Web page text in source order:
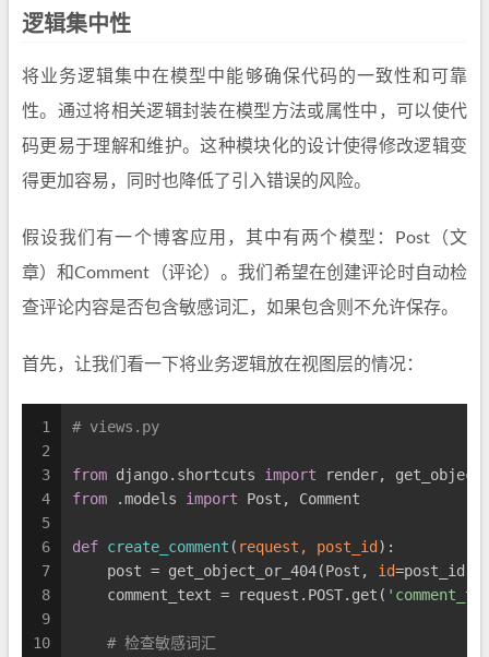
逻辑集中性
将业务逻辑集中在模型中能够确保代码的一致性和可靠
性。通过将相关逻辑封装在模型方法或属性中，可以使代
码更易于理解和维护。这种模块化的设计使得修改逻辑变
得更加容易，同时也降低了引入错误的风险。
假设我们有一个博客应用，其中有两个模型：Post（文
章）和Comment（评论）。我们希望在创建评论时自动检
查评论内容是否包含敏感词汇，如果包含则不允许保存。
首先，让我们看一下将业务逻辑放在视图层的情况：
1
2
3
4
5
6
7
8
9
10
# views.py
from django.shortcuts import render,
from .models import Post, Comment
def create_comment ( request, post_id ):
    post = get_object_or_404(Post,
id=post_id)
    comment_text = request.POST.get(
# 检查敏感词汇